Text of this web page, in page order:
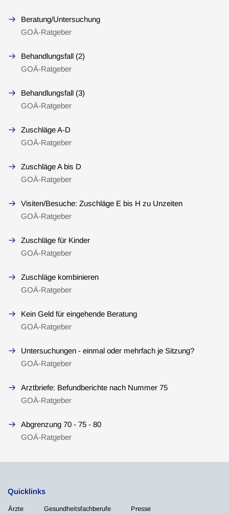
Beratung/Untersuchung
GOÄ-Ratgeber
Behandlungsfall (2)
GOÄ-Ratgeber
Behandlungsfall (3)
GOÄ-Ratgeber
Zuschläge A-D
GOÄ-Ratgeber
Zuschläge A bis D
GOÄ-Ratgeber
Visiten/Besuche: Zuschläge E bis H zu Unzeiten
GOÄ-Ratgeber
Zuschläge für Kinder
GOÄ-Ratgeber
Zuschläge kombinieren
GOÄ-Ratgeber
Kein Geld für eingehende Beratung
GOÄ-Ratgeber
Untersuchungen - einmal oder mehrfach je Sitzung?
GOÄ-Ratgeber
Arztbriefe: Befundberichte nach Nummer 75
GOÄ-Ratgeber
Abgrenzung 70 - 75 - 80
GOÄ-Ratgeber
Quicklinks
Ärzte Gesundheitsfachberufe Presse